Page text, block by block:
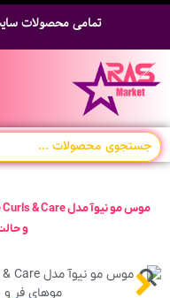
تمامی محصولات
و حالت دار